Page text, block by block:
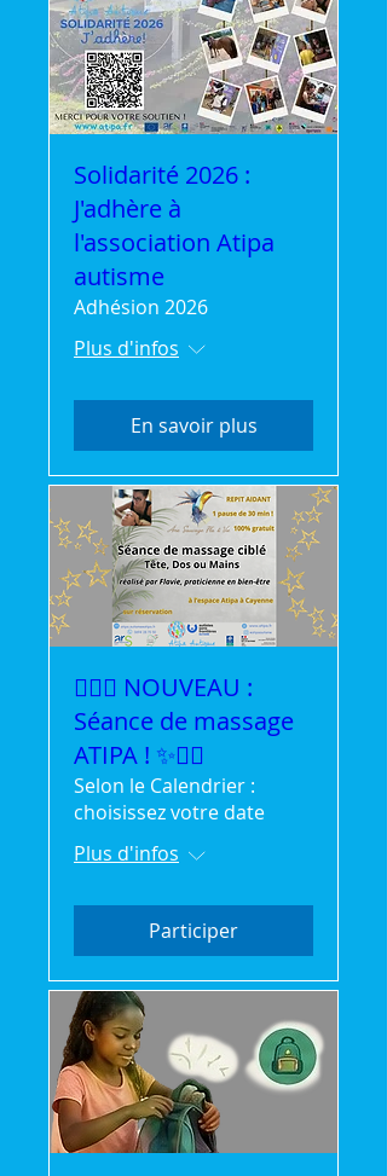
Solidarité 2026 :
J'adhère à
l'association Atipa
autisme
Adhésion 2026
Plus d'infos
En savoir plus
💆‍♀️✨ NOUVEAU :
Séance de massage
ATIPA ! ✨💆‍♂️
Selon le Calendrier :
choisissez votre date
Plus d'infos
Participer